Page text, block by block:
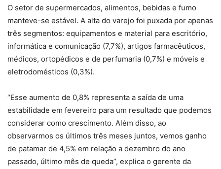
O setor de supermercados, alimentos, bebidas e fumo
manteve-se estável. A alta do varejo foi puxada por apenas
três segmentos: equipamentos e material para escritório,
informática e comunicação (7,7%), artigos farmacêuticos,
médicos, ortopédicos e de perfumaria (0,7%) e móveis e
eletrodomésticos (0,3%).
“Esse aumento de 0,8% representa a saída de uma
estabilidade em fevereiro para um resultado que podemos
considerar como crescimento. Além disso, ao
observarmos os últimos três meses juntos, vemos ganho
de patamar de 4,5% em relação a dezembro do ano
passado, último mês de queda”, explica o gerente da